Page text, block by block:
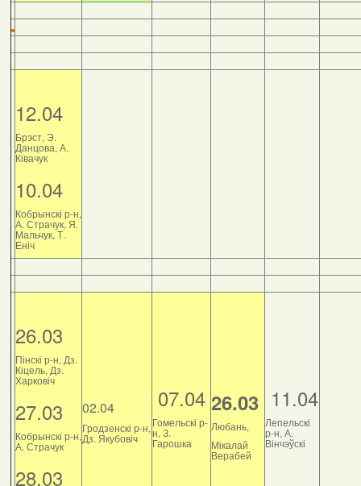
12.04
Брэст, Э.
Данцова, А.
Ківачук
10.04
Кобрынскі р-н,
А. Страчук, Я.
Мальчук, Т.
Еніч
26.03
Пінскі р-н, Дз.
Кіцель, Дз.
Харковіч
27.03
Кобрынскі р-н,
А. Страчук
28.03
02.04
Гродзенскі р-н,
Дз. Якубовіч
07.04
Гомельскі р-
н, З.
Гарошка
26.03
Любань,
Мікалай
Верабей
11.04
Лепельскі
р-н, А.
Вінчэўскі